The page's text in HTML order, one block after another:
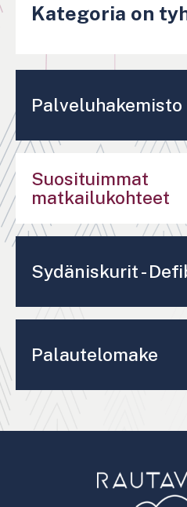
Kategoria on
Palveluhakemisto
Suosituimmat
matkailukohteet
Sydäniskurit -
Palautelomake